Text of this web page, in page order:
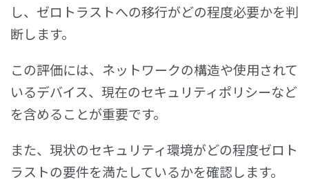
し、ゼロトラストへの移行がどの程度必要かを判
断します。
この評価には、ネットワークの構造や使用されて
いるデバイス、現在のセキュリティポリシーなど
を含めることが重要です。
また、現状のセキュリティ環境がどの程度ゼロト
ラストの要件を満たしているかを確認します。